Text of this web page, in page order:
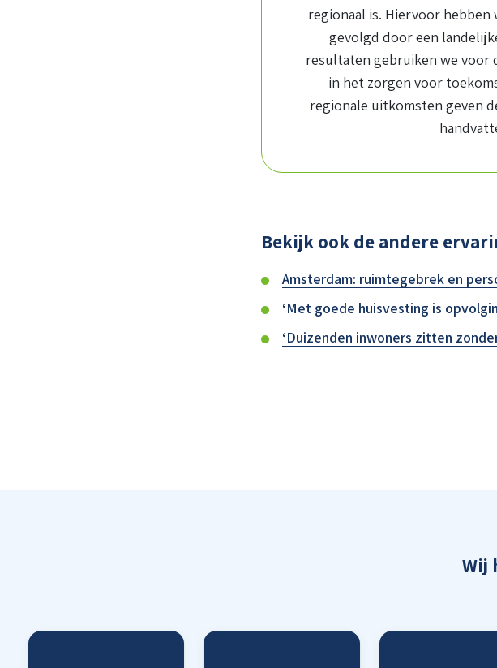
regionaal is. Hiervoor
gevolgd door een
resultaten gebruiken we voor
in het zorgen voor
regionale uitkomsten geven
Bekijk ook de andere
Amsterdam: ruimtegebrek en
‘Met goede huisvesting is
‘Duizenden inwoners zitten
Wij